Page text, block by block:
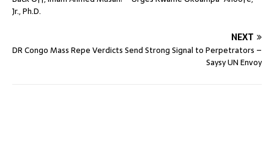
Jr., Ph.D.
NEXT
DR Congo Mass Repe Verdicts Send Strong Signal to Perpetrators –
Saysy UN Envoy